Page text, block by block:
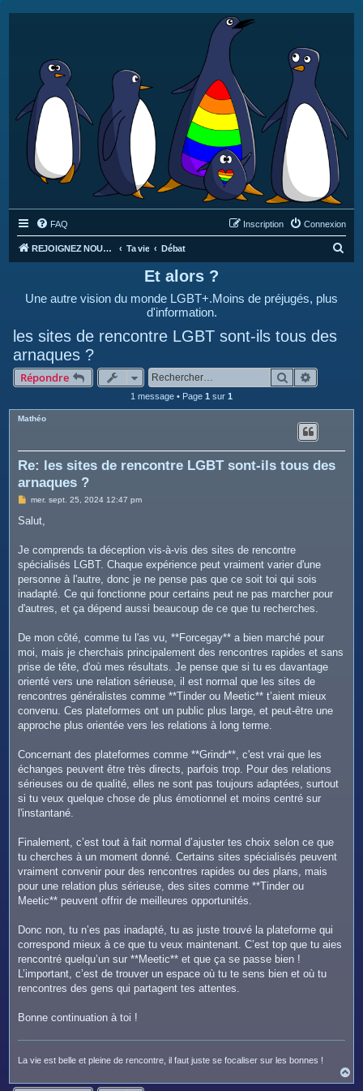
FAQ Connexion
Inscription
REJOIGNEZ NOUS SUR DISCORD : https://discord.gg/4C2Bvub Ta vie Débat
Et alors ?
Une autre vision du monde LGBT+.Moins de préjugés, plus
d'information.
les sites de rencontre LGBT sont-ils tous des
arnaques ?
Répondre Rechercher
1 message • Page 1 sur 1
Mathéo
Re: les sites de rencontre LGBT sont-ils tous des
arnaques ?
M
s
g
mer. sept. 25, 2024 12:47 pm
Salut,
Je comprends ta déception vis-à-vis des sites de rencontre
spécialisés LGBT. Chaque expérience peut vraiment varier d'une
personne à l'autre, donc je ne pense pas que ce soit toi qui sois
inadapté. Ce qui fonctionne pour certains peut ne pas marcher pour
d'autres, et ça dépend aussi beaucoup de ce que tu recherches.
De mon côté, comme tu l'as vu, **Forcegay** a bien marché pour
moi, mais je cherchais principalement des rencontres rapides et sans
prise de tête, d'où mes résultats. Je pense que si tu es davantage
orienté vers une relation sérieuse, il est normal que les sites de
rencontres généralistes comme **Tinder ou Meetic** t’aient mieux
convenu. Ces plateformes ont un public plus large, et peut-être une
approche plus orientée vers les relations à long terme.
Concernant des plateformes comme **Grindr**, c'est vrai que les
échanges peuvent être très directs, parfois trop. Pour des relations
sérieuses ou de qualité, elles ne sont pas toujours adaptées, surtout
si tu veux quelque chose de plus émotionnel et moins centré sur
l'instantané.
Finalement, c’est tout à fait normal d’ajuster tes choix selon ce que
tu cherches à un moment donné. Certains sites spécialisés peuvent
vraiment convenir pour des rencontres rapides ou des plans, mais
pour une relation plus sérieuse, des sites comme **Tinder ou
Meetic** peuvent offrir de meilleures opportunités.
Donc non, tu n’es pas inadapté, tu as juste trouvé la plateforme qui
correspond mieux à ce que tu veux maintenant. C’est top que tu aies
rencontré quelqu’un sur **Meetic** et que ça se passe bien !
L’important, c’est de trouver un espace où tu te sens bien et où tu
rencontres des gens qui partagent tes attentes.
Bonne continuation à toi !
La vie est belle et pleine de rencontre, il faut juste se focaliser sur les bonnes !
a